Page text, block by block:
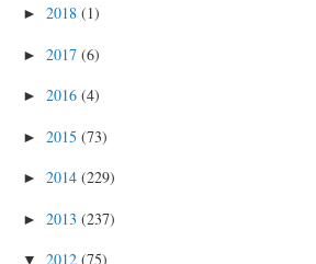
► 2018 (1)
► 2017 (6)
► 2016 (4)
► 2015 (73)
► 2014 (229)
► 2013 (237)
▼ 2012 (75)